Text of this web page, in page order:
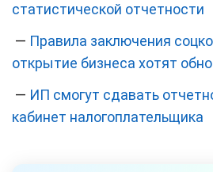
статистической отчетности
— Правила заключения
открытие бизнеса хотят
— ИП смогут сдавать
кабинет налогоплательщика